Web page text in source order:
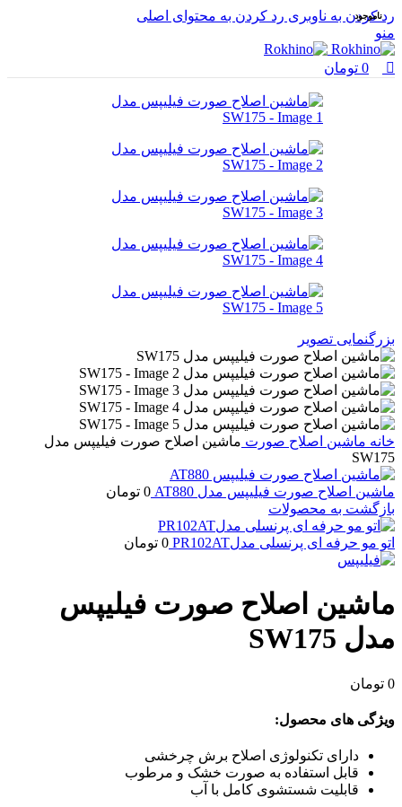
رد کردن به ناوبری رد کردن به محتوای اصلی
منو
0 تومان
ناموجود
بزرگنمایی تصویر
خانه ماشین اصلاح صورت ماشین اصلاح صورت فیلیپس مدل
SW175
ماشین اصلاح صورت فیلیپس مدل AT880 0 تومان
بازگشت به محصولات
اتو مو حرفه ای پرنسلی مدلPR102AT 0 تومان
ماشین اصلاح صورت فیلیپس
مدل SW175
0 تومان
ویژگی های محصول:
دارای تکنولوژی اصلاح برش چرخشی
قابل استفاده به صورت خشک و مرطوب
قابلیت شستشوی کامل با آب